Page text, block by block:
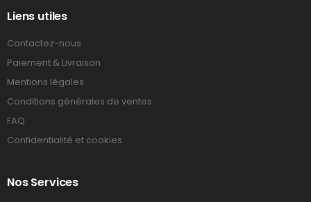
Liens utiles
Contactez-nous
Paiement & Livraison
Mentions légales
Conditions générales de ventes
FAQ
Confidentialité et cookies
Nos Services